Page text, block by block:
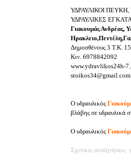
ΥΔΡΑΥΛΙΚΟΙ
ΥΔΡΑΥΛΙΚΕΣ
Γιακουμάς Ανδρέας,
Δημοσθένους 3 Τ.Κ.
Κιν. 6978842092
www.ydravlikos24h-
stoikos34@gmail.com
Ο υδραυλικός
βλάβης σε υδραυλικά
Ο υδραυλικός
Σχετικές